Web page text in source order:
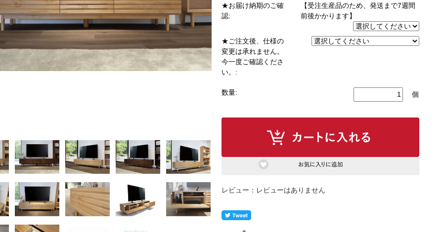
キッチンボード（食器棚・カップボード）
食器棚
キッチンカウンター
特徴で選ぶ
対面キッチンカウンター
バタフライキッチンカウンター
カウンター下ラック
【LASCO】引戸式カウンター下ラック
シリーズで選ぶ
【Nike】カウチソファー
【Chene】ウッドフレームソファー
【RAMON】ウッドアームソファ
テレビ台
ローボード
趣味の収納
釣竿・釣り具収納
調理器具をスマート収納
ディスプレイ鍋収納【Pots】
個室型デスク
【COZYROOM】
万が一の地震対策
突っ張りラック【Pittaly】
★お届け納期のご確
認:
【受注生産品のため、発送まで7週間
前後かかります】
★ご注文後、仕様の
変更は承れません。
今一度ご確認くださ
い。:
数量: 個
レビューはありません